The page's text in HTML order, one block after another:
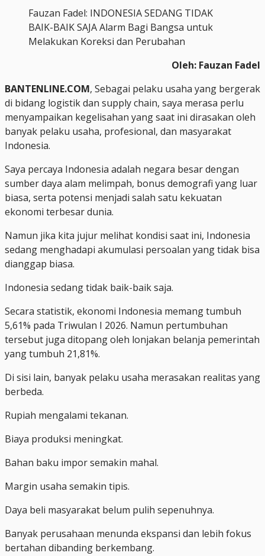
Fauzan Fadel: INDONESIA SEDANG TIDAK
BAIK-BAIK SAJA Alarm Bagi Bangsa untuk
Melakukan Koreksi dan Perubahan
Oleh: Fauzan Fadel
BANTENLINE.COM, Sebagai pelaku usaha yang bergerak
di bidang logistik dan supply chain, saya merasa perlu
menyampaikan kegelisahan yang saat ini dirasakan oleh
banyak pelaku usaha, profesional, dan masyarakat
Indonesia.
Saya percaya Indonesia adalah negara besar dengan
sumber daya alam melimpah, bonus demografi yang luar
biasa, serta potensi menjadi salah satu kekuatan
ekonomi terbesar dunia.
Namun jika kita jujur melihat kondisi saat ini, Indonesia
sedang menghadapi akumulasi persoalan yang tidak bisa
dianggap biasa.
Indonesia sedang tidak baik-baik saja.
Secara statistik, ekonomi Indonesia memang tumbuh
5,61% pada Triwulan I 2026. Namun pertumbuhan
tersebut juga ditopang oleh lonjakan belanja pemerintah
yang tumbuh 21,81%.
Di sisi lain, banyak pelaku usaha merasakan realitas yang
berbeda.
Rupiah mengalami tekanan.
Biaya produksi meningkat.
Bahan baku impor semakin mahal.
Margin usaha semakin tipis.
Daya beli masyarakat belum pulih sepenuhnya.
Banyak perusahaan menunda ekspansi dan lebih fokus
bertahan dibanding berkembang.